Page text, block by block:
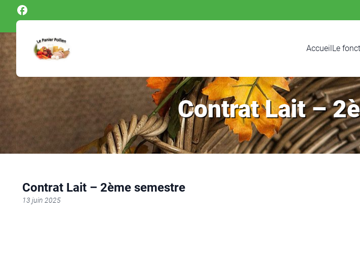
AccueilLe
Contrat Lait –
Contrat Lait – 2ème semestre
13 juin 2025
Panneau de gestion des cookies